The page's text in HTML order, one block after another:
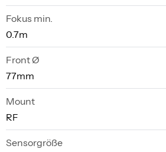
Fokus min.
0.7m
Front Ø
77mm
Mount
RF
Sensorgröße